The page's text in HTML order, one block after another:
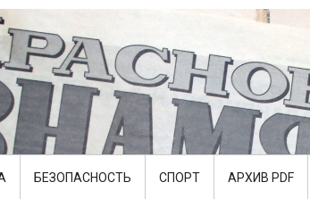
БЕЗОПАСНОСТЬ СПОРТ АРХИВ PDF